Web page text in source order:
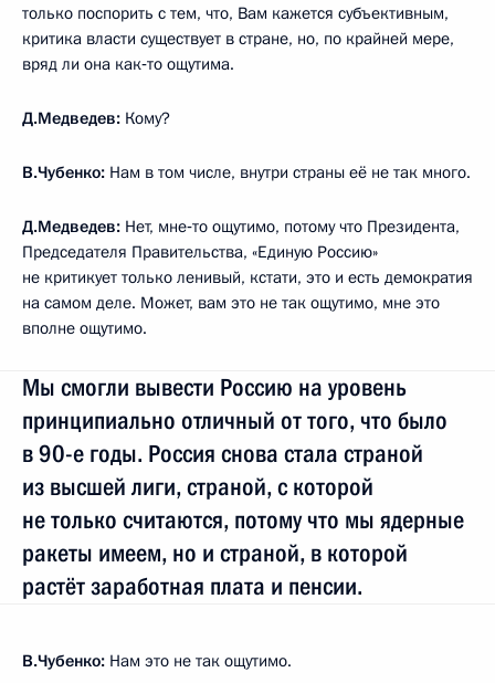
только поспорить с тем, что, Вам кажется субъективным,
критика власти существует в стране, но, по крайней мере,
вряд ли она как‑то ощутима.
Д.Медведев: Кому?
В.Чубенко: Нам в том числе, внутри страны её не так много.
Д.Медведев: Нет, мне‑то ощутимо, потому что Президента,
Председателя Правительства, «Единую Россию»
не критикует только ленивый, кстати, это и есть демократия
на самом деле. Может, вам это не так ощутимо, мне это
вполне ощутимо.
Мы смогли вывести Россию на уровень
принципиально отличный от того, что было
в 90-е годы. Россия снова стала страной
из высшей лиги, страной, с которой
не только считаются, потому что мы ядерные
ракеты имеем, но и страной, в которой
растёт заработная плата и пенсии.
В.Чубенко: Нам это не так ощутимо.